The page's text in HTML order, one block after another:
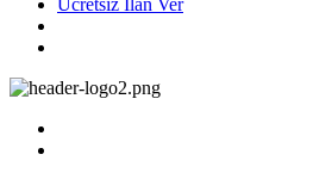
Ücretsiz İlan Ver